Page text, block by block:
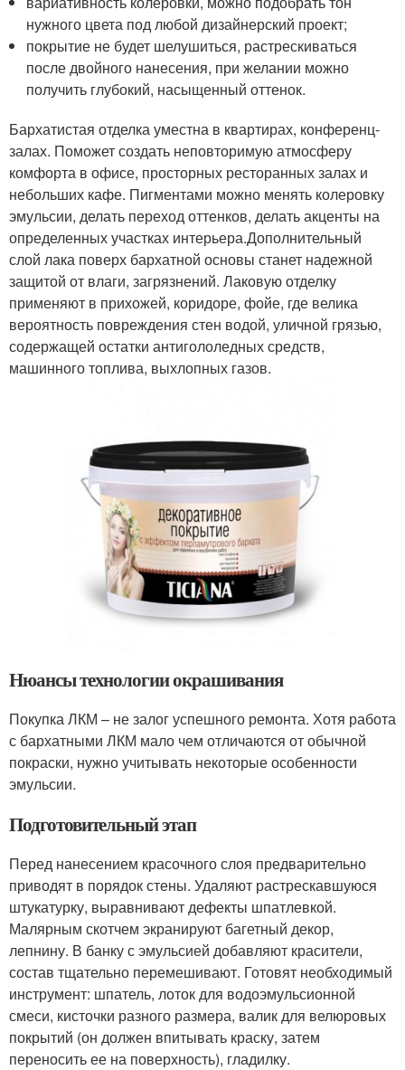
нужного цвета под любой дизайнерский проект;
покрытие не будет шелушиться, растрескиваться
после двойного нанесения, при желании можно
получить глубокий, насыщенный оттенок.
Бархатистая отделка уместна в квартирах, конференц-
залах. Поможет создать неповторимую атмосферу
комфорта в офисе, просторных ресторанных залах и
небольших кафе. Пигментами можно менять колеровку
эмульсии, делать переход оттенков, делать акценты на
определенных участках интерьера.Дополнительный
слой лака поверх бархатной основы станет надежной
защитой от влаги, загрязнений. Лаковую отделку
применяют в прихожей, коридоре, фойе, где велика
вероятность повреждения стен водой, уличной грязью,
содержащей остатки антигололедных средств,
машинного топлива, выхлопных газов.
Нюансы технологии окрашивания
Покупка ЛКМ – не залог успешного ремонта. Хотя работа
с бархатными ЛКМ мало чем отличаются от обычной
покраски, нужно учитывать некоторые особенности
эмульсии.
Подготовительный этап
Перед нанесением красочного слоя предварительно
приводят в порядок стены. Удаляют растрескавшуюся
штукатурку, выравнивают дефекты шпатлевкой.
Малярным скотчем экранируют багетный декор,
лепнину. В банку с эмульсией добавляют красители,
состав тщательно перемешивают. Готовят необходимый
инструмент: шпатель, лоток для водоэмульсионной
смеси, кисточки разного размера, валик для велюровых
покрытий (он должен впитывать краску, затем
переносить ее на поверхность), гладилку.